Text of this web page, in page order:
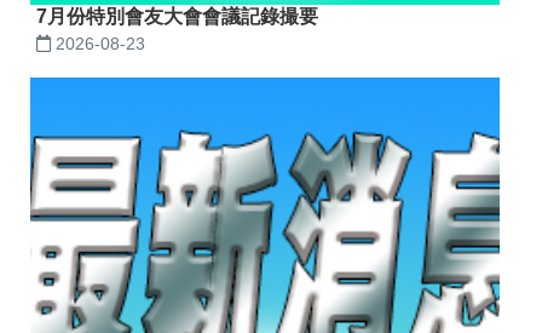
7月份特別會友大會會議記錄撮要
2026-08-23